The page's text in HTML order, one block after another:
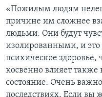
«Пожилым людям
причине им сложнее
людьми. Они будут
изолированными, и
психическое
косвенно влияет также
состояние. Очень
последствиях. Если вы